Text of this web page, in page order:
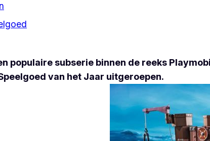
populaire subserie binnen de reeks
van het Jaar uitgeroepen.